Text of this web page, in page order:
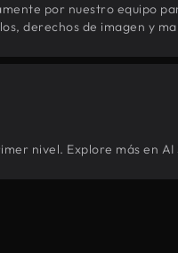
por nuestro equipo
derechos de imagen y
nivel. Explore más en AI